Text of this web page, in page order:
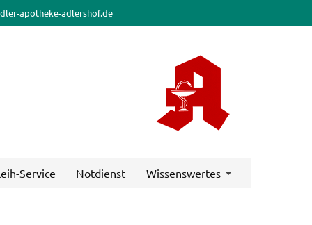
apotheke-adlershof.de
Service Notdienst Wissenswertes